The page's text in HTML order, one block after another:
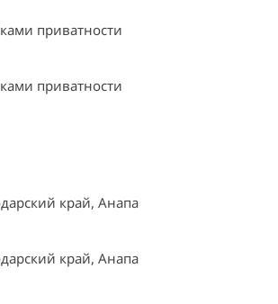
приватности
приватности
край, Анапа
край, Анапа